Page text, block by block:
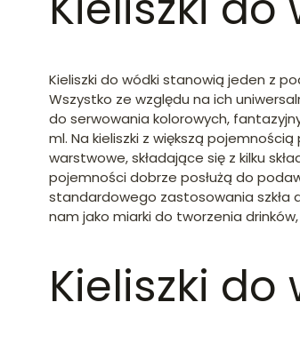
Kieliszki do wódki stanowią jeden z
Wszystko ze względu na ich
do serwowania kolorowych,
ml. Na kieliszki z większą
warstwowe, składające się z kilku
pojemności dobrze posłużą do
standardowego zastosowania szkła
nam jako miarki do tworzenia
Kieliszki